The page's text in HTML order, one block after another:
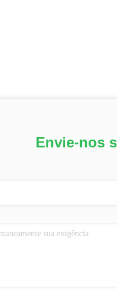
Envie-nos